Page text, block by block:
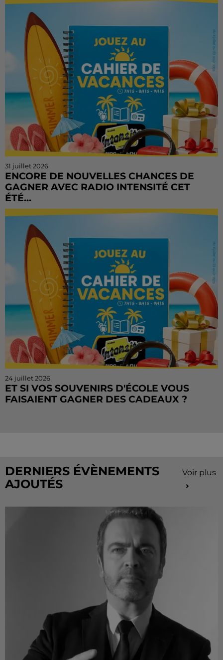
sur Radio Intensité avec des centaines de...
31 juillet 2026
ENCORE DE NOUVELLES CHANCES DE
GAGNER AVEC RADIO INTENSITÉ CET
ÉTÉ...
Vous n'avez pas encore tenté votre chance ? Ou vous
Vacances continue sur Radio Intensité ! Chaque
matin, de...
24 juillet 2026
ET SI VOS SOUVENIRS D'ÉCOLE VOUS
FAISAIENT GAGNER DES CADEAUX ?
DERNIERS ÉVÈNEMENTS
AJOUTÉS
Voir plus